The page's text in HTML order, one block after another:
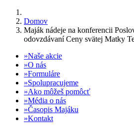
Domov
Maják nádeje na konferencii
odovzdávaní Ceny svätej Matky
Naše akcie
O nás
Formuláre
Spolupracujeme
Ako môžeš pomôcť
Média o nás
Časopis Majáku
Kontakt